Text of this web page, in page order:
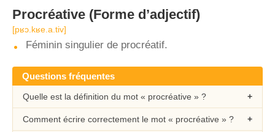
Procréative (Forme d’adjectif)
[pʁɔ.kʁe.a.tiv]
Féminin singulier de procréatif.
Questions fréquentes
Quelle est la définition du mot « procréative » ?
Comment écrire correctement le mot « procréative » ?